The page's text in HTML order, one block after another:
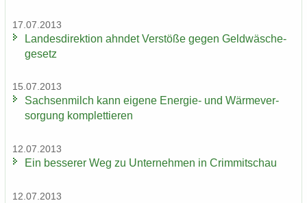
17.07.2013
Lan­des­di­rek­ti­on ahn­det Ver­stö­ße gegen Geld­wä­sche­
ge­setz
15.07.2013
Sach­sen­milch kann ei­ge­ne Energie-​ und Wär­me­ver­
sor­gung kom­plet­tie­ren
12.07.2013
Ein bes­se­rer Weg zu Un­ter­neh­men in Crim­mit­schau
12.07.2013